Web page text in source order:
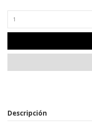
Descripción